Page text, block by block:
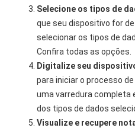
Selecione os tipos de
que seu dispositivo for
selecionar os tipos de
Confira todas as opções.
Digitalize seu
para iniciar o processo
uma varredura completa
dos tipos de dados
Visualize e recupere